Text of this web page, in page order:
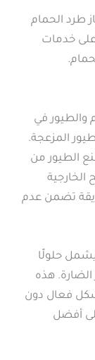
طرد الحمام
خدمات
والطيور في
المزعجة.
الطيور من
تضمن عدم
حلولًا
الضارة. هذه
فعال دون
أفضل